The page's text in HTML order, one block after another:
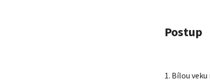
Postup
1. Bílou